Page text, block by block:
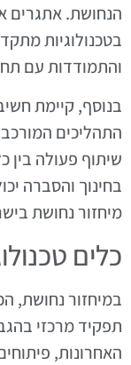
הנחושת. אתגרים
בטכנולוגיות
והתמודדות עם
בנוסף, קיימת
התהליכים
שיתוף פעולה
בחינוך והסברה
מיחזור נחושת
כלים
במיחזור נחושת,
תפקיד מרכזי
האחרונות,